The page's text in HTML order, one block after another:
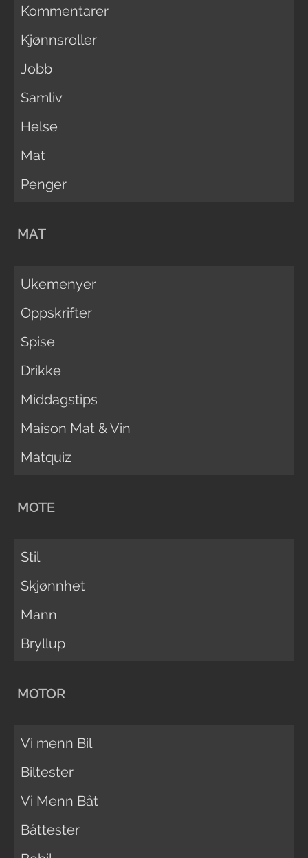
Kommentarer
Kjønnsroller
Jobb
Samliv
Helse
Mat
Penger
MAT
Ukemenyer
Oppskrifter
Spise
Drikke
Middagstips
Maison Mat & Vin
Matquiz
MOTE
Stil
Skjønnhet
Mann
Bryllup
MOTOR
Vi menn Bil
Biltester
Vi Menn Båt
Båttester